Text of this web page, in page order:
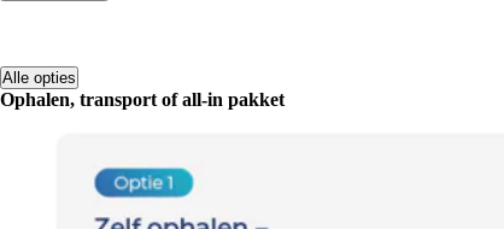
Alle opties
Ophalen, transport of all-in pakket